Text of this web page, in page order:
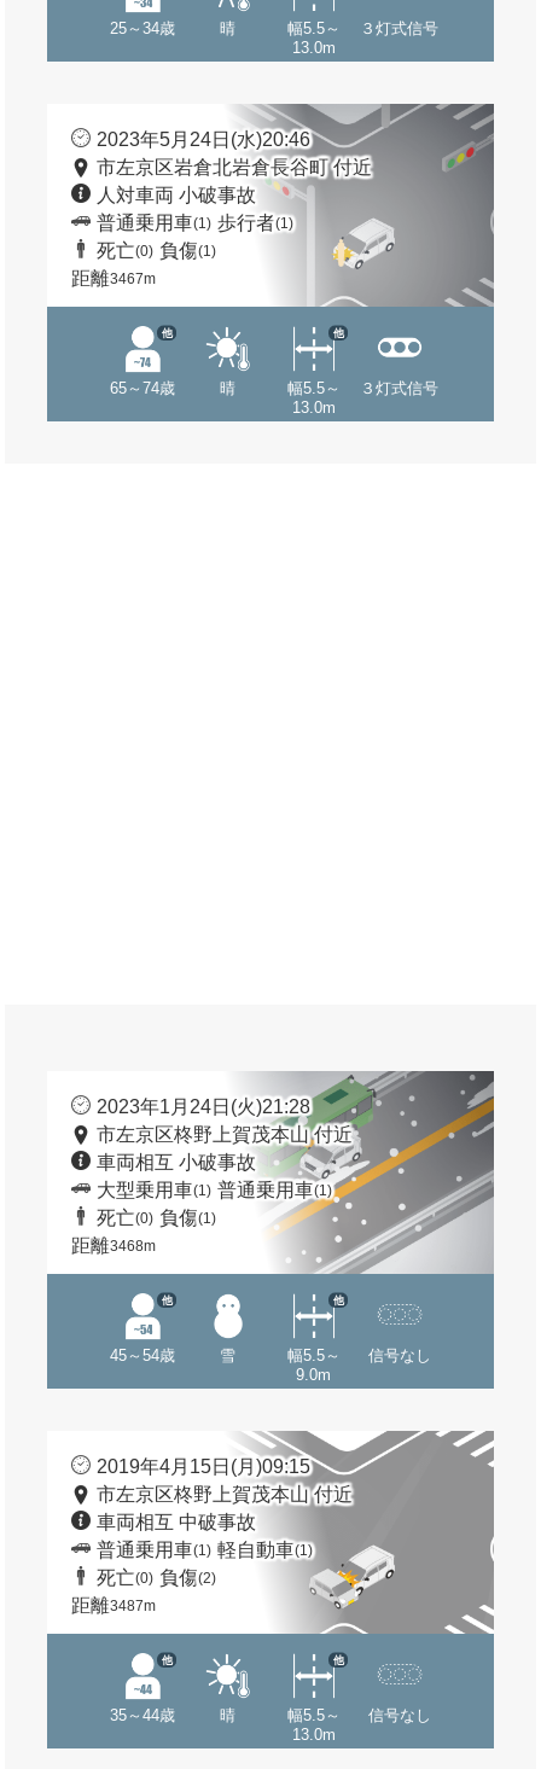
25～34歳 晴
幅5.5～
13.0m
３灯式信号
2023年5月24日(水)20:46
市左京区岩倉北岩倉長谷町 付近
人対車両 小破事故
普通乗用車(1) 歩行者(1)
死亡(0) 負傷(1)
距離3467m
65～74歳
他
晴
幅5.5～
13.0m
他
３灯式信号
2023年1月24日(火)21:28
市左京区柊野上賀茂本山 付近
車両相互 小破事故
大型乗用車(1) 普通乗用車(1)
死亡(0) 負傷(1)
距離3468m
45～54歳
他
雪
幅5.5～
9.0m
他
信号なし
2019年4月15日(月)09:15
市左京区柊野上賀茂本山 付近
車両相互 中破事故
普通乗用車(1) 軽自動車(1)
死亡(0) 負傷(2)
距離3487m
35～44歳
他
晴
幅5.5～
13.0m
他
信号なし